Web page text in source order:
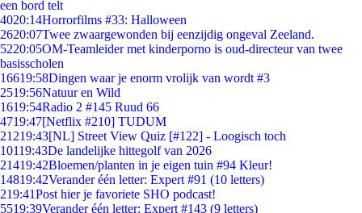
een bord telt
4020:14Horrorfilms #33: Halloween
2620:07Twee zwaargewonden bij eenzijdig ongeval Zeeland.
5220:05OM-Teamleider met kinderporno is oud-directeur van twee
basisscholen
16619:58Dingen waar je enorm vrolijk van wordt #3
2519:56Natuur en Wild
1619:54Radio 2 #145 Ruud 66
4719:47[Netflix #210] TUDUM
21219:43[NL] Street View Quiz [#122] - Loogisch toch
10119:43De landelijke hittegolf van 2026
21419:42Bloemen/planten in je eigen tuin #94 Kleur!
14819:42Verander één letter: Expert #91 (10 letters)
219:41Post hier je favoriete SHO podcast!
5519:39Verander één letter: Expert #143 (9 letters)